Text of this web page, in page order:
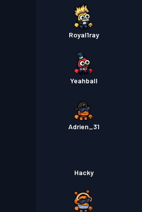
Royal1ray
Yeahball
Adrien_31
Hacky